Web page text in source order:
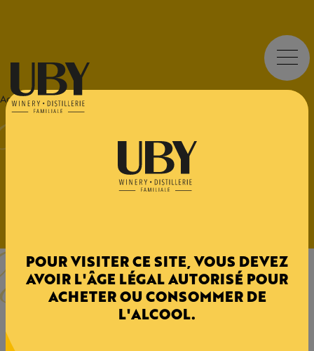
Accueil>Tortue
TORTUE
BULLES
POUR VISITER CE SITE, VOUS DEVEZ
AVOIR L'ÂGE LÉGAL AUTORISÉ POUR
ACHETER OU CONSOMMER DE
L'ALCOOL.